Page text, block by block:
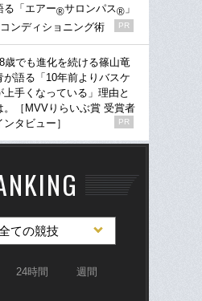
る「エアー®サロンパス® 」
ンディショニング術
PR
歳でも進化を続ける篠山竜
が語る「10年前よりバスケ
上手くなっている」理由と
。［MVVりらいぶ賞 受賞者
ンタビュー］
PR
ての競技
24時間 週間